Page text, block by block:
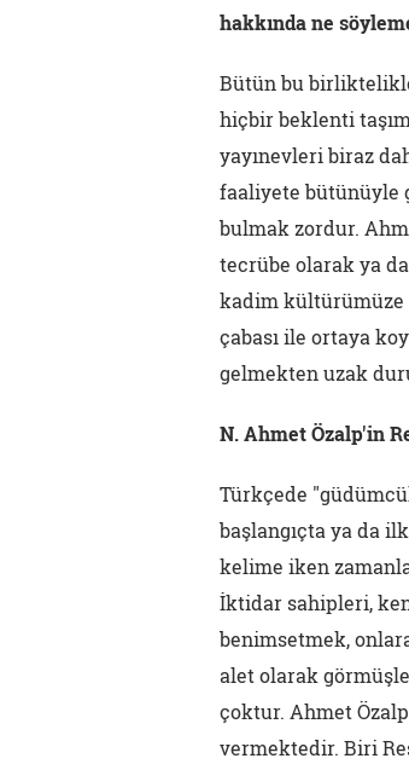
hakkında ne
Bütün bu
hiçbir beklenti
yayınevleri biraz
faaliyete bütünüyle
bulmak zordur.
tecrübe olarak ya
kadim kültürümüze
çabası ile ortaya
gelmekten uzak
N. Ahmet Özalp'in
Türkçede
başlangıçta ya da
kelime iken
İktidar sahipleri,
benimsetmek,
alet olarak
çoktur. Ahmet
vermektedir. Biri